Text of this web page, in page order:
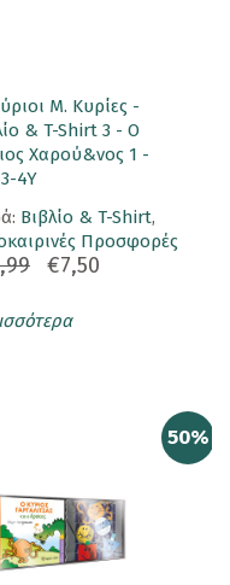
Μ. Κυρίες -
& T-Shirt 3 - Ο
Χαρού&νος 1 -
4Y
Βιβλίο & T-Shirt,
Προσφορές
€7,50
50%